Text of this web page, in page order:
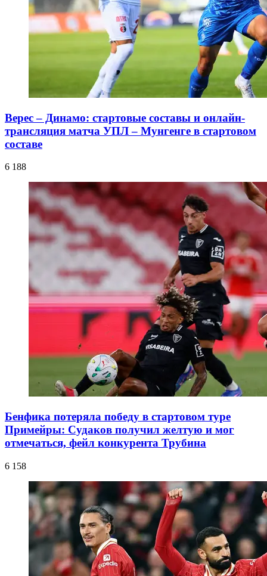
Верес – Динамо: стартовые составы и онлайн-
трансляция матча УПЛ – Мунгенге в стартовом
составе
6 188
Бенфика потеряла победу в стартовом туре
Примейры: Судаков получил желтую и мог
отмечаться, фейл конкурента Трубина
6 158